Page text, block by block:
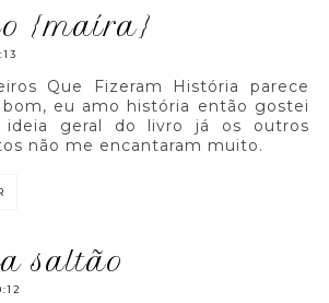
{maíra}
Que Fizeram História parece
eu amo história então gostei
geral do livro já os outros
não me encantaram muito.
saltão